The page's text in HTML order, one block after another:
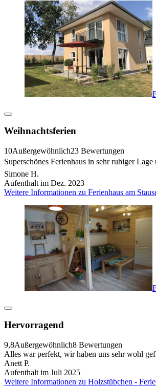
Weihnachtsferien
10Außergewöhnlich23 Bewertungen
Superschönes Ferienhaus in sehr ruhiger
Simone H.
Aufenthalt im Dez. 2023
Weitere Informationen zu Ferienhaus am
Hervorragend
9,8Außergewöhnlich8 Bewertungen
Alles war perfekt, wir haben uns sehr wohl
Anett P.
Aufenthalt im Juli 2025
Weitere Informationen zu Holzstübchen -